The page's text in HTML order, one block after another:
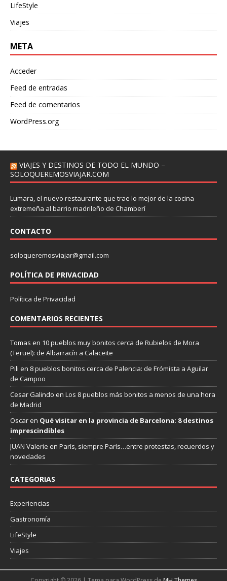
LifeStyle
Viajes
META
Acceder
Feed de entradas
Feed de comentarios
WordPress.org
VIAJES Y DESTINOS DE TODO EL MUNDO –
SOLOQUEREMOSVIAJAR.COM
Lumara, el nuevo restaurante que trae lo mejor de la cocina
extremeña al barrio madrileño de Chamberí
CONTACTO
soloqueremosviajar@gmail.com
POLÍTICA DE PRIVACIDAD
Política de Privacidad
COMENTARIOS RECIENTES
Tomas en 10 pueblos muy bonitos cerca de Rubielos de Mora
(Teruel): de Albarracín a Calaceite
Pili en 8 pueblos bonitos cerca de Palencia: de Frómista a Aguilar
de Campoo
Cesar Galindo en Los 8 pueblos más bonitos a menos de una hora
de Madrid
Oscaren Qué visitar en la provincia de Barcelona: 8 destinos
imprescindibles
JUAN Valerie en París, siempre París…entre protestas, recuerdos y
novedades
CATEGORIAS
Experiencias
Gastronomía
LifeStyle
Viajes